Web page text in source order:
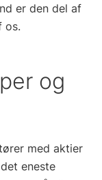
er den del af
os.
og
med aktier
eneste